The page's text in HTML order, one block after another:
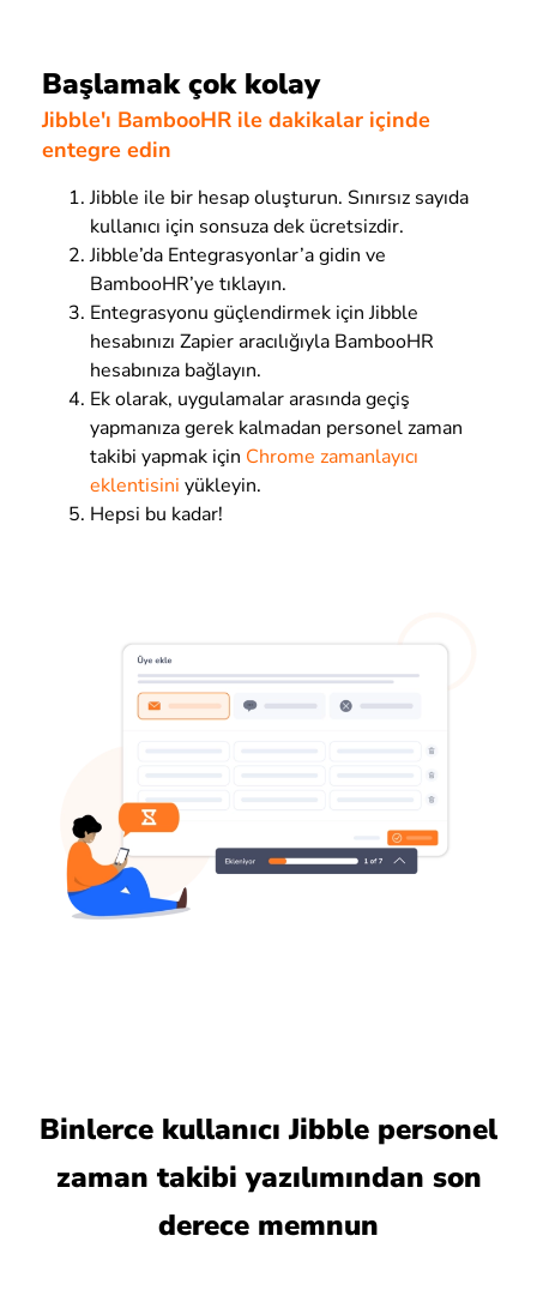
Başlamak çok kolay
Jibble'ı BambooHR ile dakikalar içinde
entegre edin
Jibble ile bir hesap oluşturun. Sınırsız sayıda
kullanıcı için sonsuza dek ücretsizdir.
Jibble’da Entegrasyonlar’a gidin ve
BambooHR’ye tıklayın.
Entegrasyonu güçlendirmek için Jibble
hesabınızı Zapier aracılığıyla BambooHR
hesabınıza bağlayın.
Ek olarak, uygulamalar arasında geçiş
yapmanıza gerek kalmadan personel zaman
takibi yapmak için Chrome zamanlayıcı
eklentisini yükleyin.
Hepsi bu kadar!
Binlerce kullanıcı Jibble personel
zaman takibi yazılımından son
derece memnun